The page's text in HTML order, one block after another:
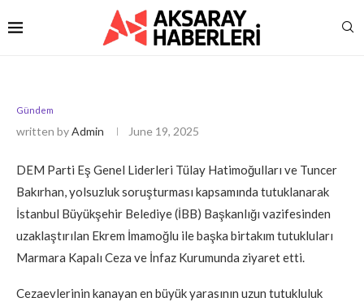
Gündem
written byAdmin June 19, 2025
DEM Parti Eş Genel Liderleri Tülay Hatimoğulları ve Tuncer
Bakırhan, yolsuzluk soruşturması kapsamında tutuklanarak
İstanbul Büyükşehir Belediye (İBB) Başkanlığı vazifesinden
uzaklaştırılan Ekrem İmamoğlu ile başka birtakım tutukluları
Marmara Kapalı Ceza ve İnfaz Kurumunda ziyaret etti.
Cezaevlerinin kanayan en büyük yarasının uzun tutukluluk